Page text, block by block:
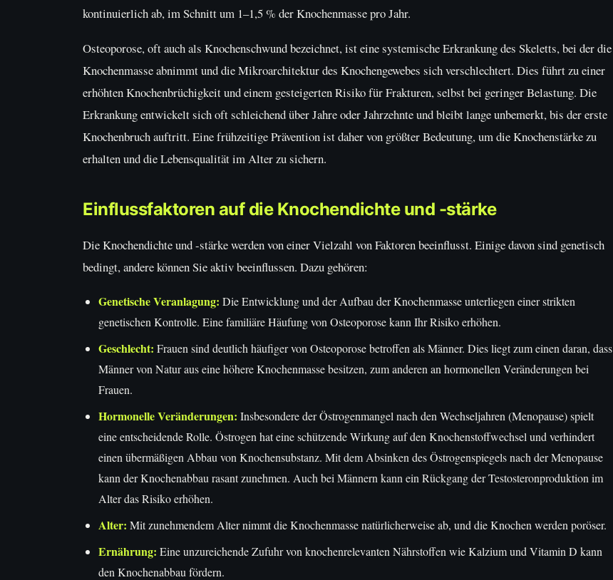
kontinuierlich ab, im Schnitt um 1–1,5 % der Knochenmasse pro Jahr.
Osteoporose, oft auch als Knochenschwund bezeichnet, ist eine systemische Erkrankung des Skeletts, bei der die
Knochenmasse abnimmt und die Mikroarchitektur des Knochengewebes sich verschlechtert. Dies führt zu einer
erhöhten Knochenbrüchigkeit und einem gesteigerten Risiko für Frakturen, selbst bei geringer Belastung. Die
Erkrankung entwickelt sich oft schleichend über Jahre oder Jahrzehnte und bleibt lange unbemerkt, bis der erste
Knochenbruch auftritt. Eine frühzeitige Prävention ist daher von größter Bedeutung, um die Knochenstärke zu
erhalten und die Lebensqualität im Alter zu sichern.
Einflussfaktoren auf die Knochendichte und -stärke
Die Knochendichte und -stärke werden von einer Vielzahl von Faktoren beeinflusst. Einige davon sind genetisch
bedingt, andere können Sie aktiv beeinflussen. Dazu gehören:
Genetische Veranlagung: Die Entwicklung und der Aufbau der Knochenmasse unterliegen einer strikten
genetischen Kontrolle. Eine familiäre Häufung von Osteoporose kann Ihr Risiko erhöhen.
Geschlecht: Frauen sind deutlich häufiger von Osteoporose betroffen als Männer. Dies liegt zum einen daran, dass
Männer von Natur aus eine höhere Knochenmasse besitzen, zum anderen an hormonellen Veränderungen bei
Frauen.
Hormonelle Veränderungen: Insbesondere der Östrogenmangel nach den Wechseljahren (Menopause) spielt
eine entscheidende Rolle. Östrogen hat eine schützende Wirkung auf den Knochenstoffwechsel und verhindert
einen übermäßigen Abbau von Knochensubstanz. Mit dem Absinken des Östrogenspiegels nach der Menopause
kann der Knochenabbau rasant zunehmen. Auch bei Männern kann ein Rückgang der Testosteronproduktion im
Alter das Risiko erhöhen.
Alter: Mit zunehmendem Alter nimmt die Knochenmasse natürlicherweise ab, und die Knochen werden poröser.
Ernährung: Eine unzureichende Zufuhr von knochenrelevanten Nährstoffen wie Kalzium und Vitamin D kann
den Knochenabbau fördern.